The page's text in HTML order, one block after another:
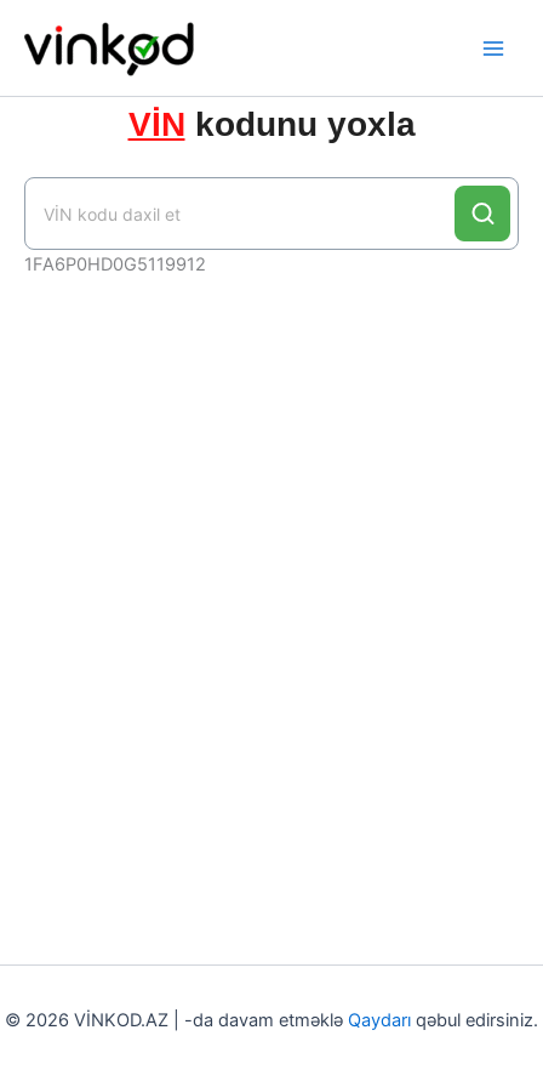
content
VİN kodunu yoxla
1FA6P0HD0G5119912
© 2026 VİNKOD.AZ | -da davam etməklə Qaydarı qəbul edirsiniz.